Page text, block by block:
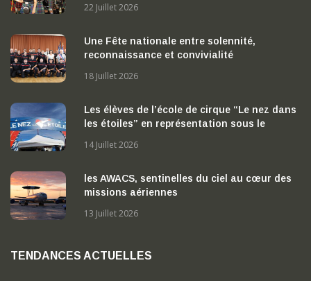
22 Juillet 2026
Une Fête nationale entre solennité,
reconnaissance et convivialité
18 Juillet 2026
Les élèves de l’école de cirque “Le nez dans
les étoiles” en représentation sous le
14 Juillet 2026
les AWACS, sentinelles du ciel au cœur des
missions aériennes
13 Juillet 2026
TENDANCES ACTUELLES